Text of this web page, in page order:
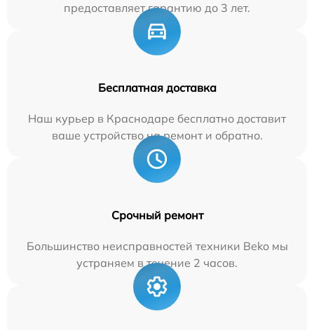
предоставляет гарантию до 3 лет.
Бесплатная доставка
Наш курьер в Краснодаре бесплатно доставит
ваше устройство на ремонт и обратно.
Срочный ремонт
Большинство неисправностей техники Beko мы
устраняем в течение 2 часов.